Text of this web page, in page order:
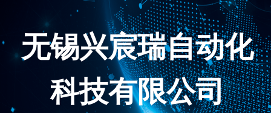
无锡兴宸瑞自动化
科技有限公司